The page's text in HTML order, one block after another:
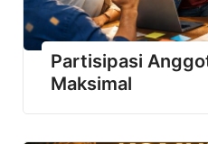
Partisipasi
Maksimal